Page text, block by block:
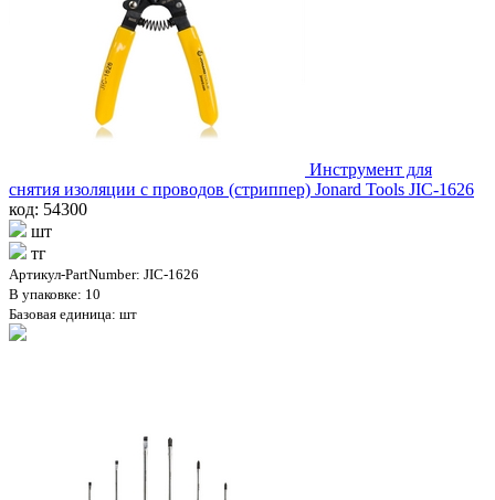
Инструмент для
снятия изоляции с проводов (стриппер) Jonard Tools JIC-1626
код: 54300
шт
тг
Артикул-PartNumber: JIC-1626
В упаковке: 10
Базовая единица: шт